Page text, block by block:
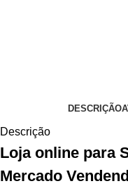
DESCRIÇÃO
Descrição
Loja online para
Mercado